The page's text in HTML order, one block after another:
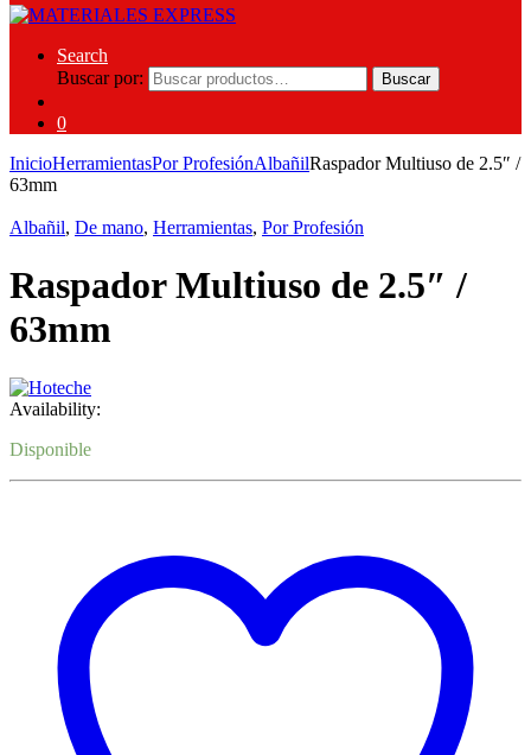
Search
Buscar por:
Buscar
0
InicioHerramientasPor ProfesiónAlbañilRaspador Multiuso de 2.5″ /
63mm
Albañil, De mano, Herramientas, Por Profesión
Raspador Multiuso de 2.5″ /
63mm
Availability:
Disponible